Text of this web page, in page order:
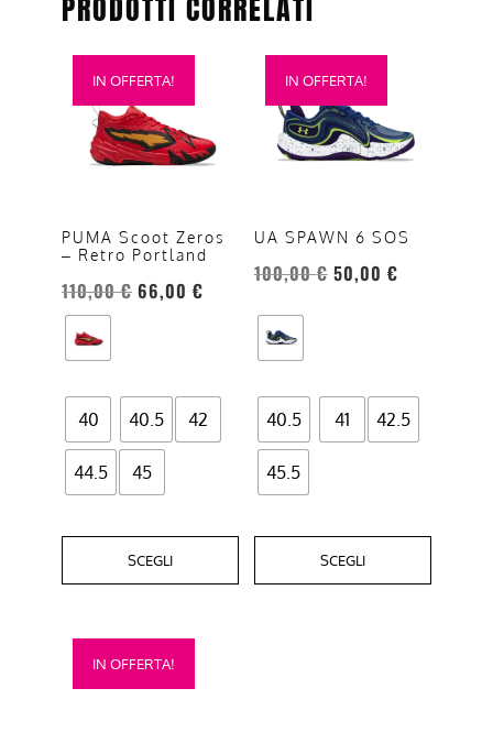
IN OFFERTA!
PUMA Scoot Zeros
– Retro Portland
110,00€ 66,00 €
40 40.5 42
44.5 45
SCEGLI
Questo
prodotto
varianti.
opzioni
possono
essere
scelte
nella
del
prodotto
IN OFFERTA!
UA SPAWN 6 SOS
100,00€ 50,00 €
40.5 41 42.5
45.5
SCEGLI
Questo
prodotto
opzioni
essere
scelte
nella
del
prodotto
IN OFFERTA!
Questo
prodotto